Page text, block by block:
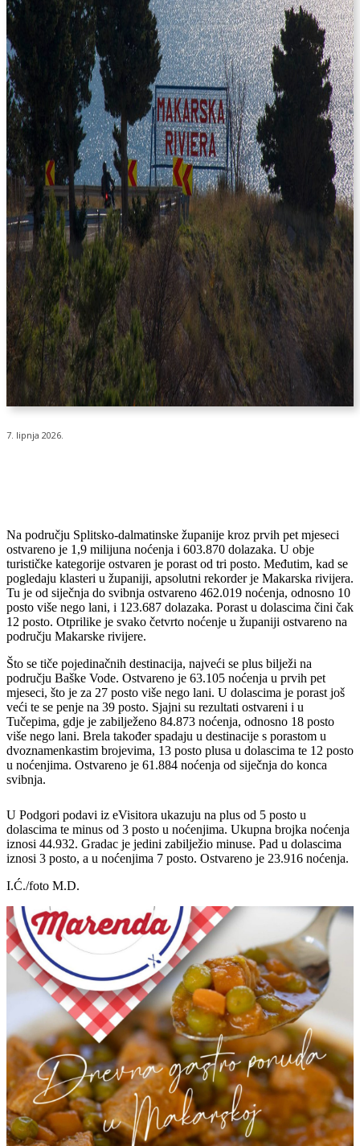
7. lipnja 2026.
Na području Splitsko-dalmatinske županije kroz prvih pet mjeseci
ostvareno je 1,9 milijuna noćenja i 603.870 dolazaka. U obje
turističke kategorije ostvaren je porast od tri posto. Međutim, kad se
pogledaju klasteri u županiji, apsolutni rekorder je Makarska rivijera.
Tu je od siječnja do svibnja ostvareno 462.019 noćenja, odnosno 10
posto više nego lani, i 123.687 dolazaka. Porast u dolascima čini čak
12 posto. Otprilike je svako četvrto noćenje u županiji ostvareno na
području Makarske rivijere.
Što se tiče pojedinačnih destinacija, najveći se plus bilježi na
području Baške Vode. Ostvareno je 63.105 noćenja u prvih pet
mjeseci, što je za 27 posto više nego lani. U dolascima je porast još
veći te se penje na 39 posto. Sjajni su rezultati ostvareni i u
Tučepima, gdje je zabilježeno 84.873 noćenja, odnosno 18 posto
više nego lani. Brela također spadaju u destinacije s porastom u
dvoznamenkastim brojevima, 13 posto plusa u dolascima te 12 posto
u noćenjima. Ostvareno je 61.884 noćenja od siječnja do konca
svibnja.
U Podgori podavi iz eVisitora ukazuju na plus od 5 posto u
dolascima te minus od 3 posto u noćenjima. Ukupna brojka noćenja
iznosi 44.932. Gradac je jedini zabilježio minuse. Pad u dolascima
iznosi 3 posto, a u noćenjima 7 posto. Ostvareno je 23.916 noćenja.
I.Ć./foto M.D.